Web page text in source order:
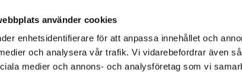
använder cookies
enhetsidentifierare för att anpassa innehållet och
och analysera vår trafik. Vi vidarebefordrar även
medier och annons- och analysföretag som vi